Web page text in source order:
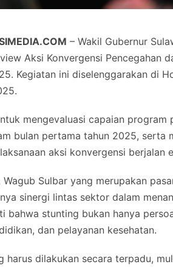
– Wakil Gubernur
Aksi Konvergensi Pencegahan
Kegiatan ini diselenggarakan di
mengevaluasi capaian program
bulan pertama tahun 2025, serta
aksi konvergensi berjalan
Sulbar yang merupakan
sinergi lintas sektor dalam
bahwa stunting bukan hanya
dan pelayanan kesehatan.
harus dilakukan secara terpadu,